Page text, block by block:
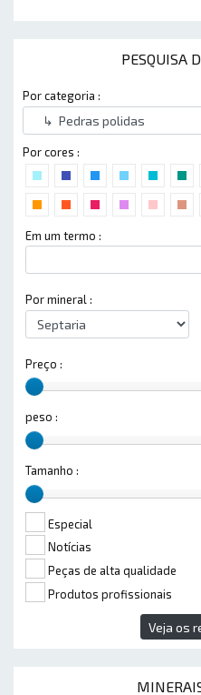
PESQUISA
Por categoria :
Por cores :
Em um termo :
Por mineral :
Preço :
peso :
Tamanho :
Especial
Notícias
Peças de alta qualidade
Produtos profissionais
Veja os